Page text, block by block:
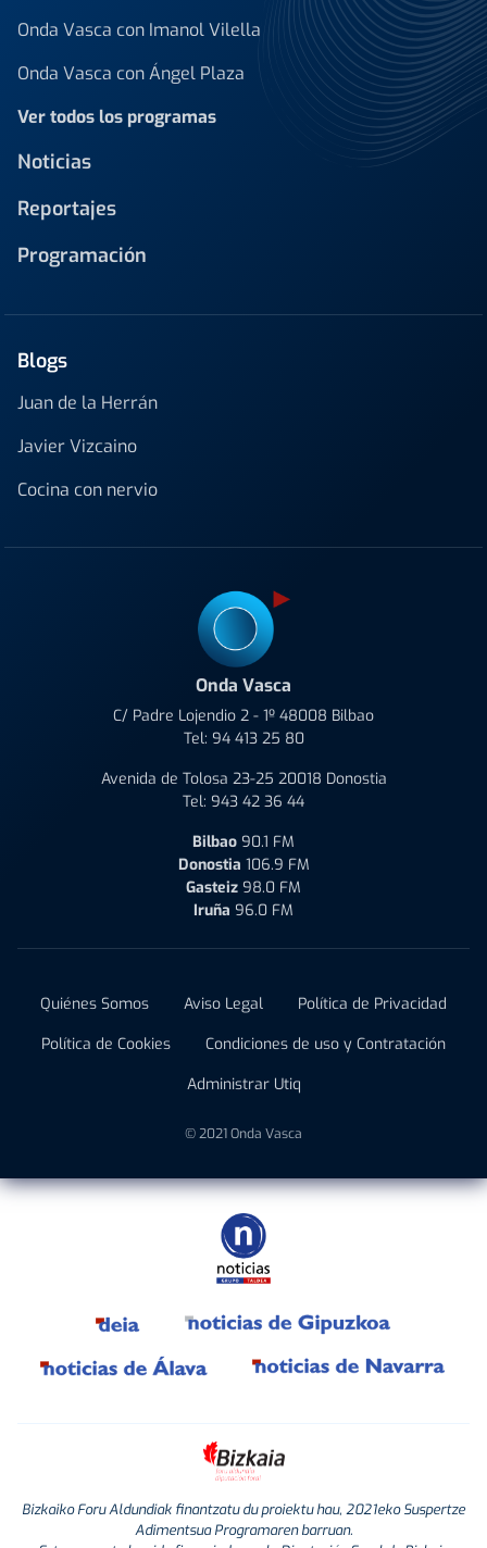
Onda Vasca con Imanol Vilella
Onda Vasca con Ángel Plaza
Ver todos los programas
Noticias
Reportajes
Programación
Blogs
Juan de la Herrán
Javier Vizcaino
Cocina con nervio
Onda Vasca
C/ Padre Lojendio 2 - 1º 48008 Bilbao
Tel: 94 413 25 80
Avenida de Tolosa 23-25 20018 Donostia
Tel: 943 42 36 44
Bilbao 90.1 FM
Donostia 106.9 FM
Gasteiz 98.0 FM
Iruña 96.0 FM
Quiénes Somos Aviso Legal
Política de Privacidad
Política de Cookies
Condiciones de uso y Contratación
Administrar Utiq
© 2021 Onda Vasca
Bizkaiko Foru Aldundiak finantzatu du proiektu hau, 2021eko Suspertze
Adimentsua Programaren barruan.